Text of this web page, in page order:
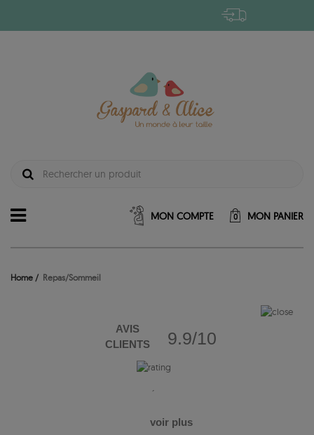
MON COMPTE 0 MON PANIER
Home Repas/Sommeil
AVIS
CLIENTS
9.9/10
´
voir plus